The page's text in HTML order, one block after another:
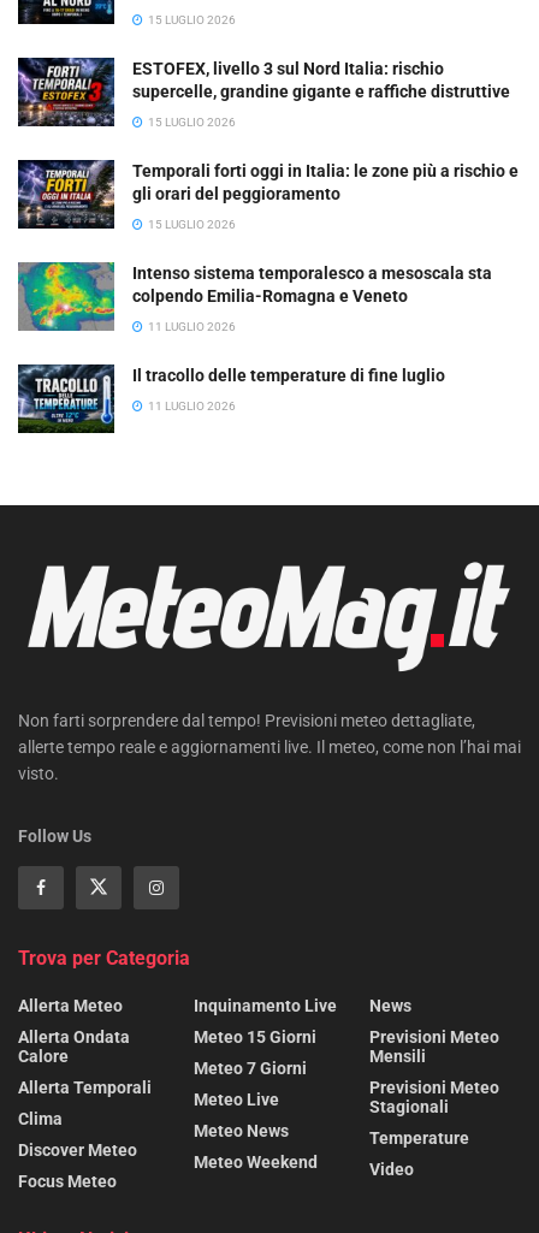
15 LUGLIO 2026
ESTOFEX, livello 3 sul Nord Italia: rischio
supercelle, grandine gigante e raffiche distruttive
15 LUGLIO 2026
Temporali forti oggi in Italia: le zone più a rischio e
gli orari del peggioramento
15 LUGLIO 2026
Intenso sistema temporalesco a mesoscala sta
colpendo Emilia-Romagna e Veneto
11 LUGLIO 2026
Il tracollo delle temperature di fine luglio
11 LUGLIO 2026
Non farti sorprendere dal tempo! Previsioni meteo dettagliate,
allerte tempo reale e aggiornamenti live. Il meteo, come non l’hai mai
visto.
Follow Us
Trova per Categoria
Allerta Meteo
Allerta Ondata
Calore
Allerta Temporali
Clima
Discover Meteo
Focus Meteo
Inquinamento Live
Meteo 15 Giorni
Meteo 7 Giorni
Meteo Live
Meteo News
Meteo Weekend
News
Previsioni Meteo
Mensili
Previsioni Meteo
Stagionali
Temperature
Video